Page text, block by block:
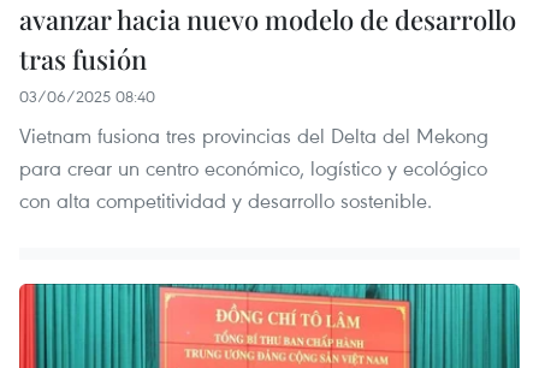
avanzar hacia nuevo modelo de desarrollo
tras fusión
03/06/2025 08:40
Vietnam fusiona tres provincias del Delta del Mekong
para crear un centro económico, logístico y ecológico
con alta competitividad y desarrollo sostenible.